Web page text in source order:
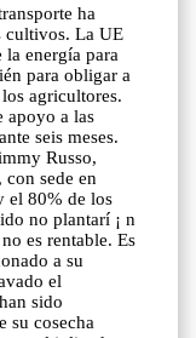
ha
cultivos. La UE
energía para
para obligar a
agricultores.
apoyo a las
seis meses.
Russo,
sede en
el 80% de los
no plantarí ¡ n
es rentable. Es
a su
el
sido
su cosecha